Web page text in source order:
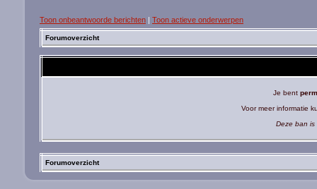
Toon onbeantwoorde berichten | Toon actieve onderwerpen
Forumoverzicht
Je bent
Voor meer informatie
Deze ban is
Forumoverzicht